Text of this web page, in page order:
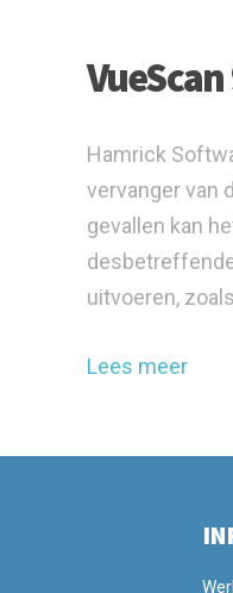
Hamrick
vervanger van
gevallen kan
uitvoeren,
Lees meer